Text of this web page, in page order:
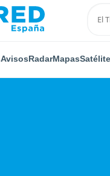
AvisosRadarMapas